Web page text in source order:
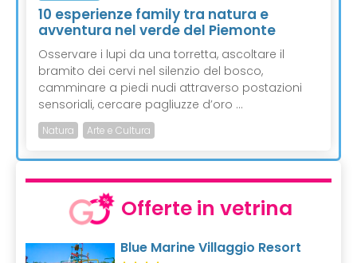
10 esperienze family tra natura e
avventura nel verde del Piemonte
Osservare i lupi da una torretta, ascoltare il
bramito dei cervi nel silenzio del bosco,
camminare a piedi nudi attraverso postazioni
sensoriali, cercare pagliuzze d’oro ...
Natura Arte e Cultura
Offerte in vetrina
Blue Marine Villaggio Resort